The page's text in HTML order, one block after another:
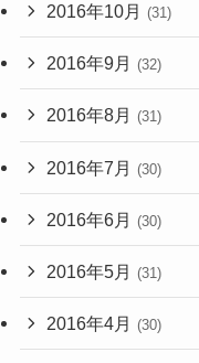
2016年10月 (31)
2016年9月 (32)
2016年8月 (31)
2016年7月 (30)
2016年6月 (30)
2016年5月 (31)
2016年4月 (30)